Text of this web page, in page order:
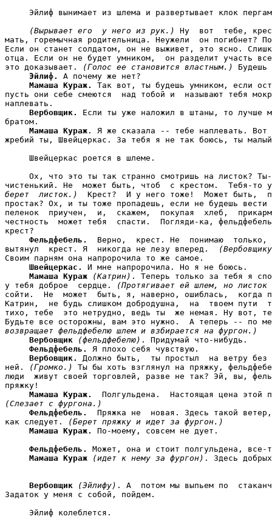
Эйлиф вынимает из шлема и развертывает клок
(Вырывает его  у него из рук.)
Ну  вот  тебе,
мать, горемычная родительница. Неужели  он погибнет?
Если он станет солдатом, он не выживет, это ясно.
отца. Если он не будет умником,  он разделит участь
это доказывает.
(Голос ее становится властным.)
Будешь
Эйлиф.
А почему же нет?
Мамаша Кураж.
Так вот, ты будешь умником, если
пусть они себе смеются  над тобой и  называют тебя
наплевать.
Вербовщик.
Если ты уже наложил в штаны, то лучше
братом.
Мамаша Кураж . Я же сказала -- тебе наплевать. Вот
жребий ты, Швейцеркас. За тебя я не так боюсь, ты
     Швейцеркас роется в шлеме.
Ох, что это ты так странно смотришь на листок?
чистенький. Не  может быть, чтоб  с крестом.  Тебя-
берет  листок.)
Крест?  И у него тоже!  Может быть,
простак? Ох, и ты тоже пропадешь, если не будешь
пеленок  приучен,  и,  скажем,  покупая  хлеб,
честность  может тебя  спасти.  Погляди-ка,
крест?
Фельдфебель.
Верно,  крест. Не  понимаю  только,
вытянул  крест. Я  никогда не лезу вперед.
Своим парням она напророчила то же самое.
Швейцеркас.
И мне напророчила. Но я не боюсь.
Мамаша Кураж
(Катрин) . Теперь только за тебя я
у тебя доброе  сердце.
(Протягивает ей шлем, но
сойти.  Не  может  быть, я, наверно, ошиблась,  когда
Катрин,  не будь слишком добродушна,  на  твоем пути
тихо, тебе  это нетрудно, ведь ты  же немая. Ну вот,
Будьте все осторожны, вам это нужно.  А теперь -- по
возвращает фельдфебелю шлем и взбирается на фургон.)
Вербовщик
(фельдфебелю) . Придумай что-нибудь.
Фельдфебель.
Я плохо себя чувствую.
Вербовщик.
Должно быть,  ты простыл  на ветру
ней.
(Громко.)
Ты бы хоть взглянул на пряжку,
люди  живут своей торговлей, разве не так? Эй, вы,
пряжку!
Мамаша Кураж.
(Слезает с фургона.)
Фельдфебель.
Пряжка не  новая. Здесь такой
как следует.
(Берет пряжку и идет за фургон.)
Мамаша Кураж.
По-моему, совсем не дует.
Фельдфебель.
Может, она и стоит полгульдена, все-
Мамаша Кураж
(идет к нему за фургон) . Здесь
Вербовщик (Эйлифу) . А  потом мы выпьем по
Задаток у меня с собой, пойдем.
     Эйлиф колеблется.